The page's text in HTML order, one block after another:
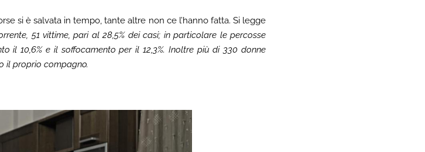
si è salvata in tempo, tante altre non ce l’hanno fatta. Si legge
51 vittime, pari al 28,5% dei casi; in particolare le percosse
il 10,6% e il soffocamento per il 12,3%. Inoltre più di 330 donne
il proprio compagno.